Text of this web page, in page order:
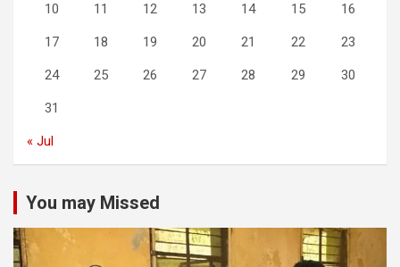
10 11 12 13 14 15 16
17 18 19 20 21 22 23
24 25 26 27 28 29 30
31
« Jul
You may Missed